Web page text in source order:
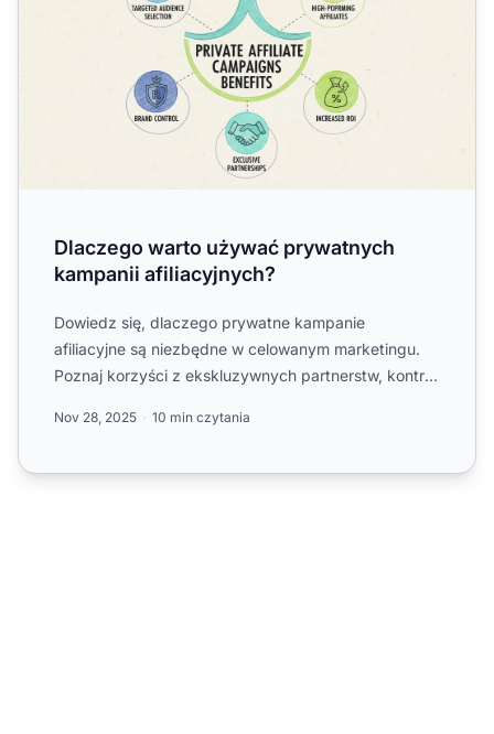
Dlaczego warto używać prywatnych
kampanii afiliacyjnych?
Dowiedz się, dlaczego prywatne kampanie
afiliacyjne są niezbędne w celowanym marketingu.
Poznaj korzyści z ekskluzywnych partnerstw, kontroli
Nov 28, 2025 10 min czytania